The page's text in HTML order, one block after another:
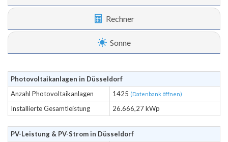
Rechner
Sonne
Photovoltaikanlagen in Düsseldorf
Anzahl Photovoltaikanlagen
1425 (Datenbank öffnen)
Installierte Gesamtleistung 26.666,27 kWp
PV-Leistung & PV-Strom in Düsseldorf